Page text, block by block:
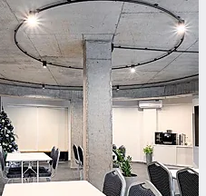
все фильтры